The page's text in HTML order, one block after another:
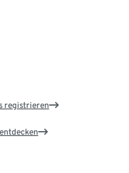
registrieren